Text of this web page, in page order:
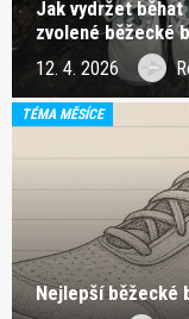
Jak vydržet běhat
zvolené běžecké
12. 4. 2026
TÉMA MĚSÍCE
Nejlepší běžecké